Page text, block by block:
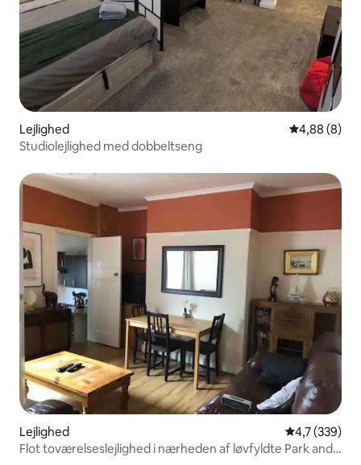
Lejlighed 4,88 ud af 5
4,88 (8)
Studiolejlighed med dobbeltseng
Lejlighed 4,7 ud af 5 i
4,7 (339)
Flot toværelseslejlighed i nærheden af løvfyldte Park and